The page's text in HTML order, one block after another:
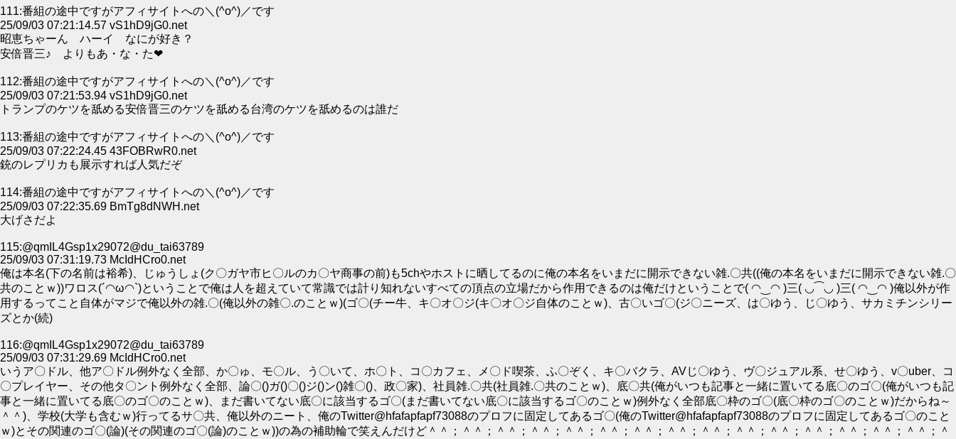
111:番組の途中ですがアフィサイトへの＼(^o^)／です
25/09/03 07:21:14.57 vS1hD9jG0.net
昭恵ちゃーん ハーイ なにが好き？
安倍晋三♪ よりもあ・な・た❤
112:番組の途中ですがアフィサイトへの＼(^o^)／です
25/09/03 07:21:53.94 vS1hD9jG0.net
トランプのケツを舐める安倍晋三のケツを舐める台湾のケツを舐めるのは誰だ
113:番組の途中ですがアフィサイトへの＼(^o^)／です
25/09/03 07:22:24.45 43FOBRwR0.net
銃のレプリカも展示すれば人気だぞ
114:番組の途中ですがアフィサイトへの＼(^o^)／です
25/09/03 07:22:35.69 BmTg8dNWH.net
大げさだよ
115:@qmIL4Gsp1x29072@du_tai63789
25/09/03 07:31:19.73 McIdHCro0.net
俺は本名(下の名前は裕希)、じゅうしょ(ク〇ガヤ市ヒ〇ルのカ〇ヤ商事の前)も5chやホストに晒してるのに俺の本名をいまだに開示できない雑.〇共((俺の本名をいまだに開示できない雑.〇
共のことｗ))ワロス(´◠ω◠`)ということで俺は人を超えていて常識では計り知れないすべての頂点の立場だから作用できるのは俺だけということで( ◠‿◠ )三( ◡⁀◡ )三( ◠‿◠ )俺以外が作
用するってこと自体がマジで俺以外の雑.〇(俺以外の雑〇.のことｗ)(ゴ〇(チー牛、キ〇オ〇ジ(キ〇オ〇ジ自体のことｗ)、古〇いゴ〇(ジ〇ニーズ、は〇ゆう、じ〇ゆう、サカミチンシリー
ズとか(続)
116:@qmIL4Gsp1x29072@du_tai63789
25/09/03 07:31:29.69 McIdHCro0.net
いうア〇ドル、他ア〇ドル例外なく全部、か〇ゅ、モ〇ル、う〇いて、ホ〇ト、コ〇カフェ、メ〇ド喫茶、ふ〇ぞく、キ〇バクラ、AVじ〇ゆう、ヴ〇ジュアル系、せ〇ゆう、v〇uber、コ
〇プレイヤー、その他タ〇ント例外なく全部、論〇()ガ()〇()ジ()ン()雑〇()、政〇家)、社員雑.〇共(社員雑.〇共のことｗ)、底〇共(俺がいつも記事と一緒に置いてる底〇のゴ〇(俺がいつも記
事と一緒に置いてる底〇のゴ〇のことｗ)、まだ書いてない底〇に該当するゴ〇(まだ書いてない底〇に該当するゴ〇のことｗ)例外なく全部底〇枠のゴ〇(底〇枠のゴ〇のことｗ)だからね～
＾＾)、学校(大学も含むｗ)行ってるサ〇共、俺以外のニート、俺のTwitter@hfafapfapf73088のプロフに固定してあるゴ〇(俺のTwitter@hfafapfapf73088のプロフに固定してあるゴ〇のこと
ｗ)とその関連のゴ〇(論)(その関連のゴ〇(論)のことｗ))の為の補助輪で笑えんだけど＾＾；＾＾；＾＾；＾＾；＾＾；＾＾；＾＾；＾＾；＾＾；＾＾；＾＾；＾＾；＾＾；＾＾；＾＾；＾